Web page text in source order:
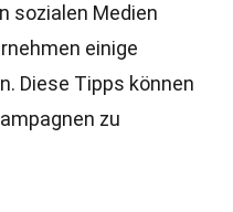
sozialen Medien
einige
Diese Tipps können
zu